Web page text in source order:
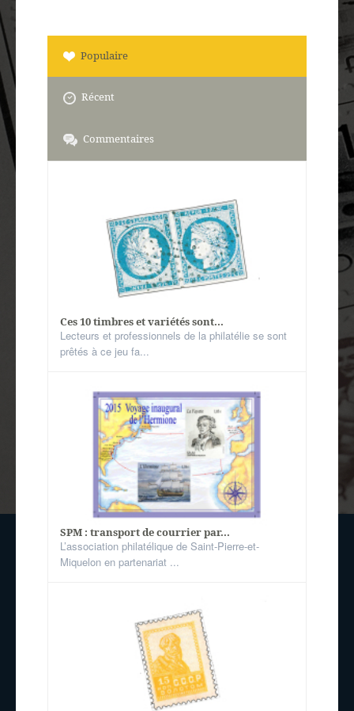
Populaire
Récent
Commentaires
Ces 10 timbres et variétés sont...
Lecteurs et professionnels de la philatélie se sont
prêtés à ce jeu fa...
SPM : transport de courrier par...
L’association philatélique de Saint-Pierre-et-
Miquelon en partenariat ...